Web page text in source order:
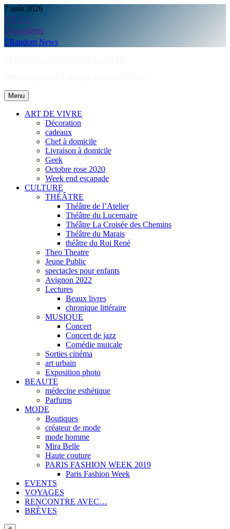
Skip
to
content
7 août 2026
Newsletter
Random News
Menu
ART DE VIVRE
Décoration
cadeaux
Chef à domicile
Livraison à domicile
Geek
Octobre rose 2020
Week end escapade
CULTURE
THÉÂTRE
Théâtre de l’Atelier
Théâtre du Lucernaire
Théâtre La Croisée des Chemins
Théâtre du Marais
théâtre du Roi René
Theo Theatre
Jeune Public
spectacles pour enfants
Avignon 2022
Lectures
Beaux livres
chronique littéraire
MUSIQUE
Concert
Concert de jazz
Comédie muicale
Sorties cinéma
art urbain
Exposition photo
BEAUTE
médecine esthétique
Parfums
MODE
Boutiques
créateur de mode
mode homme
Mira Belle
Haute couture
PARIS FASHION WEEK 2019
Paris Fashion Week
EVENTS
VOYAGES
RENCONTRE AVEC…
BRÈVES